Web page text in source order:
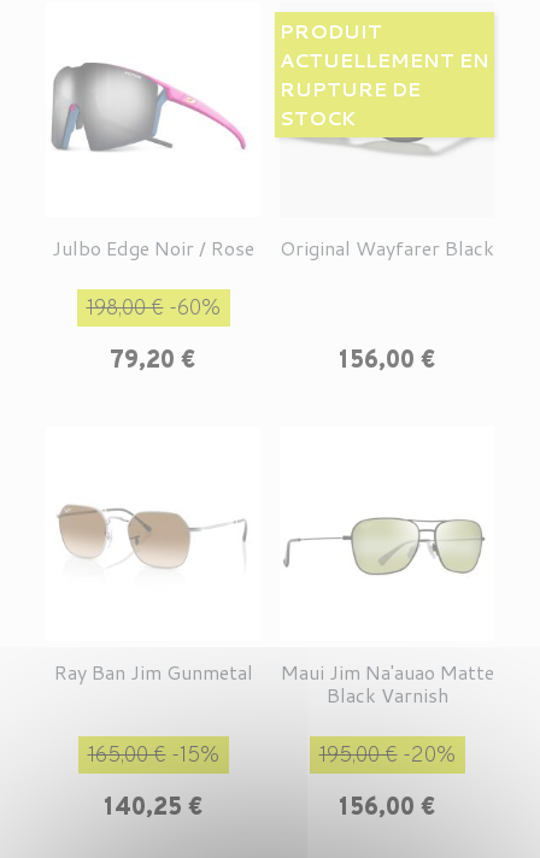
Julbo Edge Noir / Rose
Prix de base
198,00 €-60%
79,20 €
Original Wayfarer Black
Prix
156,00 €
PRODUIT
ACTUELLEMENT EN
RUPTURE DE
STOCK
Ray Ban Jim Gunmetal
Prix de base
165,00 €-15%
140,25 €
Maui Jim Na'auao Matte
Black Varnish
Prix de base
195,00 €-20%
156,00 €